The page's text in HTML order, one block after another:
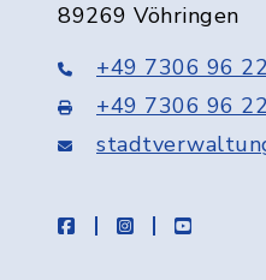
89269 Vöhringen
+49 7306 96
+49 7306 96
facebookinstagramyoutube